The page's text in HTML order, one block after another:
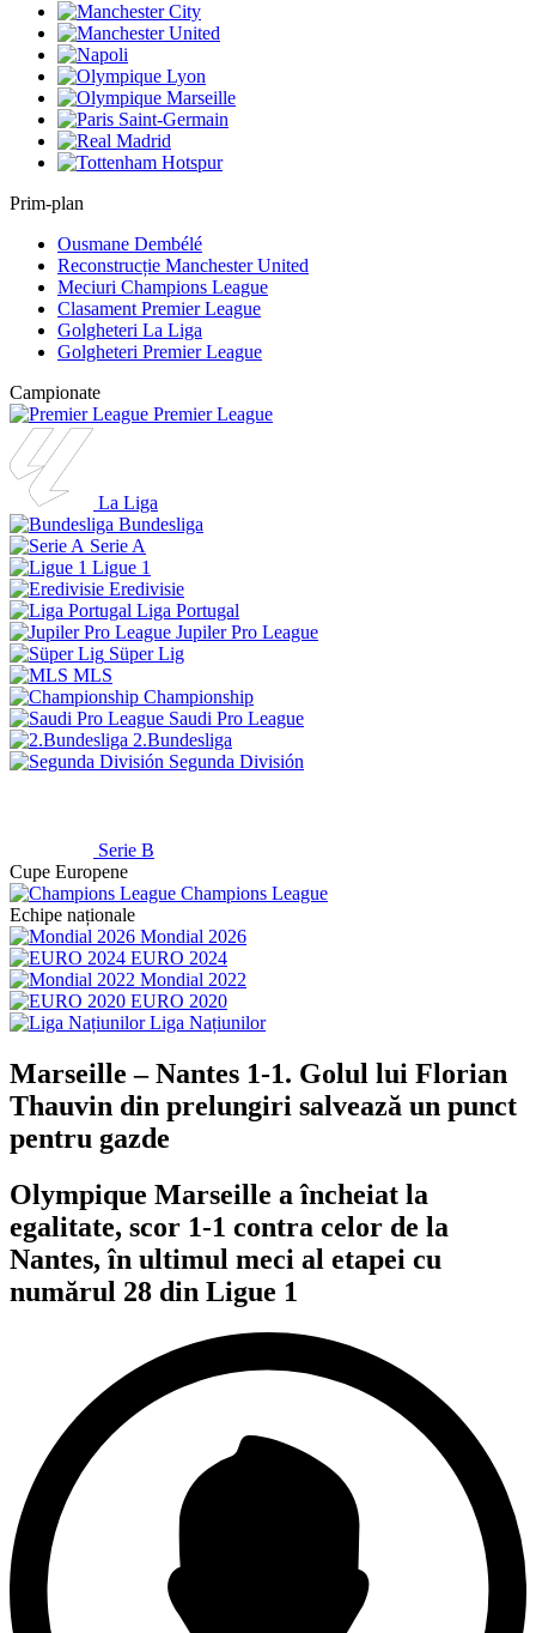
Prim-plan
Ousmane Dembélé
Reconstrucție Manchester United
Meciuri Champions League
Clasament Premier League
Golgheteri La Liga
Golgheteri Premier League
Campionate
Premier League
La Liga
Bundesliga
Serie A
Ligue 1
Eredivisie
Liga Portugal
Jupiler Pro League
Süper Lig
MLS
Championship
Saudi Pro League
2.Bundesliga
Segunda División
Serie B
Cupe Europene
Champions League
Echipe naționale
Mondial 2026
EURO 2024
Mondial 2022
EURO 2020
Liga Națiunilor
Marseille – Nantes 1-1. Golul lui Florian
Thauvin din prelungiri salvează un punct
pentru gazde
Olympique Marseille a încheiat la
egalitate, scor 1-1 contra celor de la
Nantes, în ultimul meci al etapei cu
numărul 28 din Ligue 1